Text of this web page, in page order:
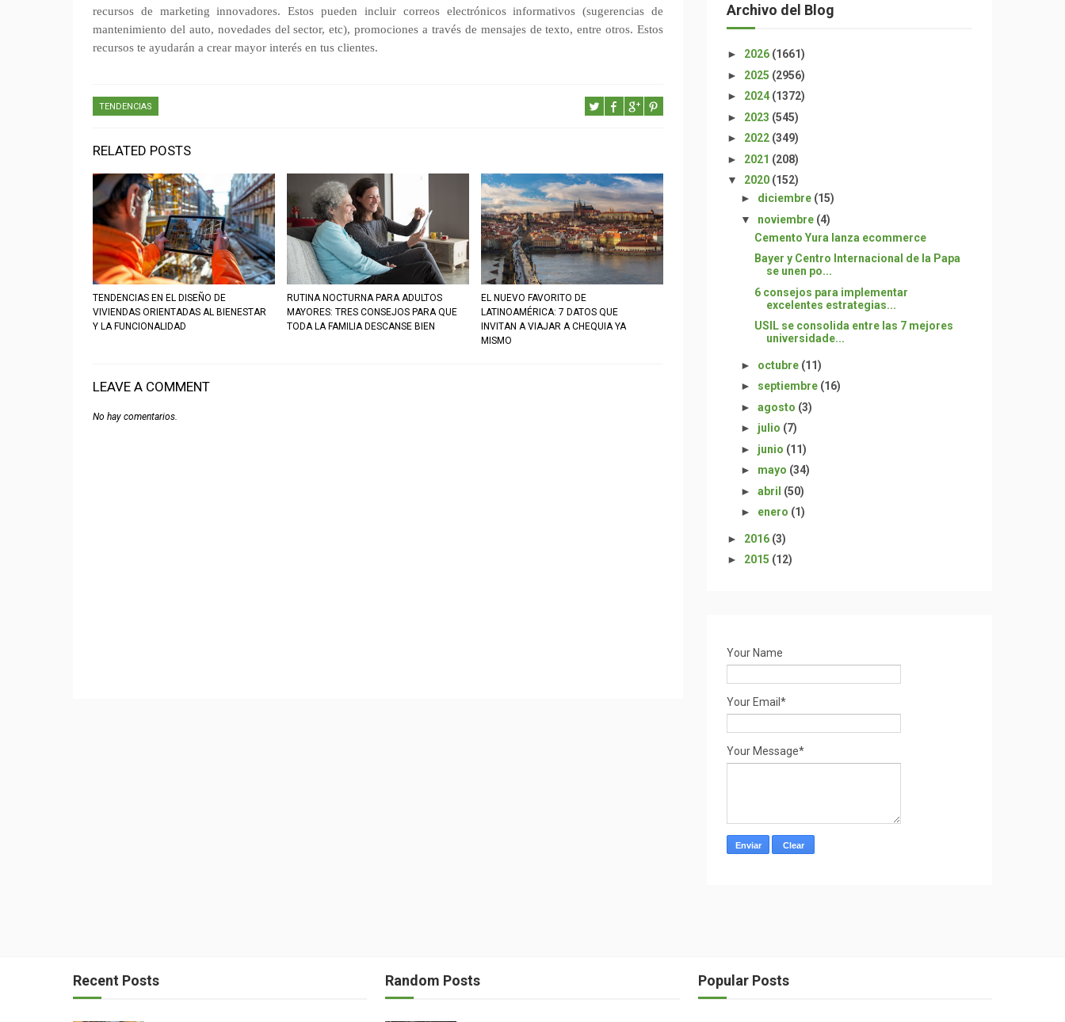
recursos de marketing innovadores. Estos pueden incluir correos electrónicos informativos (sugerencias de
mantenimiento del auto, novedades del sector, etc), promociones a través de mensajes de texto, entre otros. Estos
recursos te ayudarán a crear mayor interés en tus clientes.
TENDENCIAS
RELATED POSTS
TENDENCIAS EN EL DISEÑO DE
VIVIENDAS ORIENTADAS AL BIENESTAR
Y LA FUNCIONALIDAD
RUTINA NOCTURNA PARA ADULTOS
MAYORES: TRES CONSEJOS PARA QUE
TODA LA FAMILIA DESCANSE BIEN
EL NUEVO FAVORITO DE
LATINOAMÉRICA: 7 DATOS QUE
INVITAN A VIAJAR A CHEQUIA YA
MISMO
LEAVE A COMMENT
No hay comentarios.
Archivo del Blog
► 2026 (1661)
► 2025 (2956)
► 2024 (1372)
► 2023 (545)
► 2022 (349)
► 2021 (208)
▼ 2020 (152)
► diciembre (15)
▼ noviembre (4)
Cemento Yura lanza ecommerce
Bayer y Centro Internacional de la Papa
se unen po...
6 consejos para implementar
excelentes estrategias...
USIL se consolida entre las 7 mejores
universidade...
► octubre (11)
► septiembre (16)
► agosto (3)
► julio (7)
► junio (11)
► mayo (34)
► abril (50)
► enero (1)
► 2016 (3)
► 2015 (12)
Your Name
Your Email*
Your Message*
Recent Posts Random Posts Popular Posts